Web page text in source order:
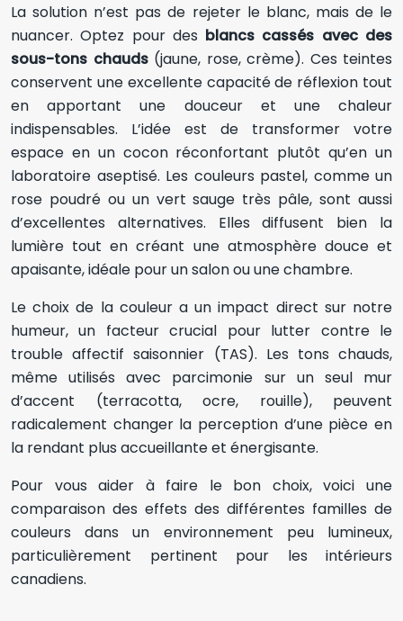
La solution n’est pas de rejeter le blanc, mais de le
nuancer. Optez pour des blancs cassés avec des
sous-tons chauds(jaune, rose, crème). Ces teintes
conservent une excellente capacité de réflexion tout
en apportant une douceur et une chaleur
indispensables. L’idée est de transformer votre
espace en un cocon réconfortant plutôt qu’en un
laboratoire aseptisé. Les couleurs pastel, comme un
rose poudré ou un vert sauge très pâle, sont aussi
d’excellentes alternatives. Elles diffusent bien la
lumière tout en créant une atmosphère douce et
apaisante, idéale pour un salon ou une chambre.
Le choix de la couleur a un impact direct sur notre
humeur, un facteur crucial pour lutter contre le
trouble affectif saisonnier (TAS). Les tons chauds,
même utilisés avec parcimonie sur un seul mur
d’accent (terracotta, ocre, rouille), peuvent
radicalement changer la perception d’une pièce en
la rendant plus accueillante et énergisante.
Pour vous aider à faire le bon choix, voici une
comparaison des effets des différentes familles de
couleurs dans un environnement peu lumineux,
particulièrement pertinent pour les intérieurs
canadiens.